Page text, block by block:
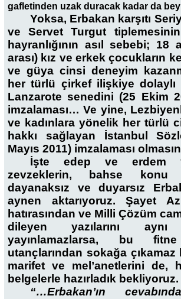
gafletinden uzak duracak kadar da
Yoksa, Erbakan karşıtı
ve Servet Turgut
hayranlığının asıl sebebi; 18
arası) kız ve erkek çocukların
ve güya cinsi deneyim
her türlü çirkef ilişkiye dolaylı
Lanzarote senedini (25 Ekim
imzalaması… Ve yine,
ve kadınlara yönelik her türlü
hakkı sağlayan İstanbul
Mayıs 2011) imzalaması
İşte edep ve erdem
zevzeklerin, bahse konu
dayanaksız ve duyarsız
aynen aktarıyoruz. Şayet
hatırasından ve Milli Çözüm
dileyen yazılarını aynı
yayınlamazlarsa, bu
utançlarından sokağa
marifet ve mel’anetlerini de,
belgelerle hazırladık bekliyoruz.
“…Erbakan’ın cevabında